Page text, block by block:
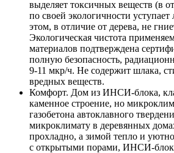
выделяет токсичных веществ (в
по своей экологичности
этом, в отличие от дерева, не
Экологическая чистота
материалов подтверждена
полную безопасность,
9-11 мкр/ч. Не содержит шлака,
вредных веществ.
Комфорт. Дом из ИНСИ-блока,
каменное строение, но
газобетона автоклавного
микроклимату в деревянных
прохладно, а зимой тепло и
с открытыми порами, ИНСИ-